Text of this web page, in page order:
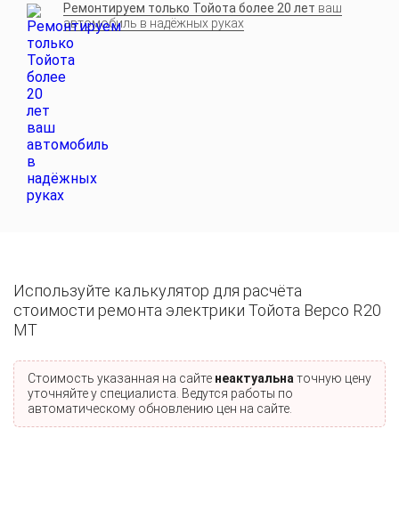
Ремонтируем только Тойота более 20 лет ваш
автомобиль в надёжных руках
Используйте калькулятор для расчёта
стоимости ремонта электрики Тойота Версо R20
MT
Стоимость указанная на сайте неактуальна точную цену
уточняйте у специалиста. Ведутся работы по
автоматическому обновлению цен на сайте.